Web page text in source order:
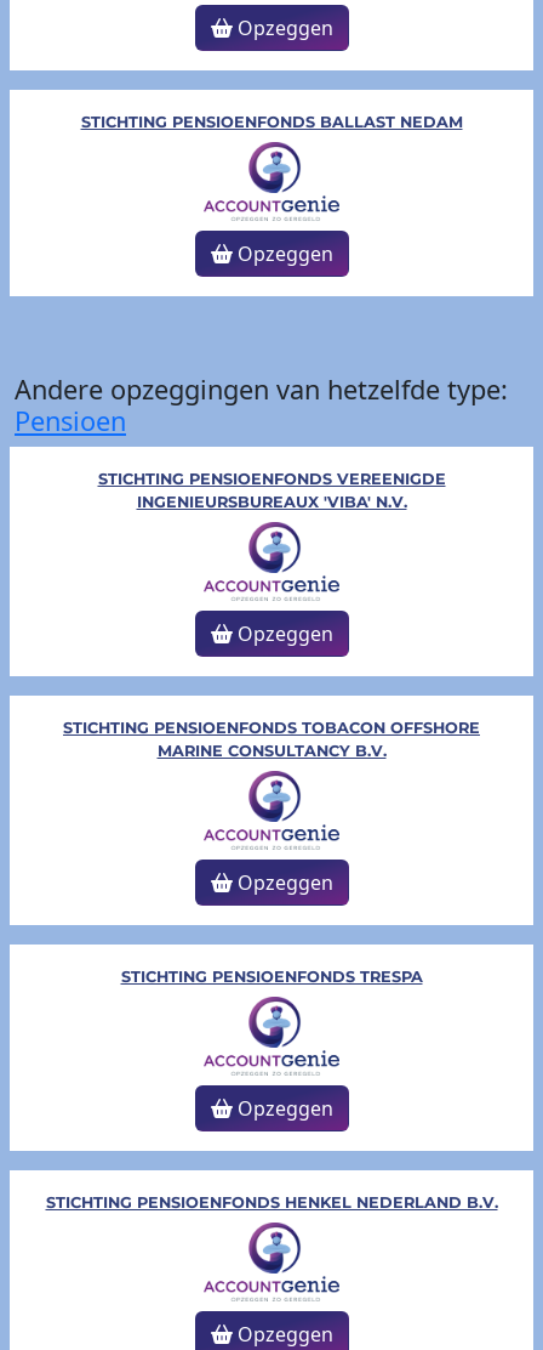
Opzeggen
STICHTING PENSIOENFONDS BALLAST NEDAM
Opzeggen
Andere opzeggingen van hetzelfde type:
Pensioen
STICHTING PENSIOENFONDS VEREENIGDE
INGENIEURSBUREAUX 'VIBA' N.V.
Opzeggen
STICHTING PENSIOENFONDS TOBACON OFFSHORE
MARINE CONSULTANCY B.V.
Opzeggen
STICHTING PENSIOENFONDS TRESPA
Opzeggen
STICHTING PENSIOENFONDS HENKEL NEDERLAND B.V.
Opzeggen